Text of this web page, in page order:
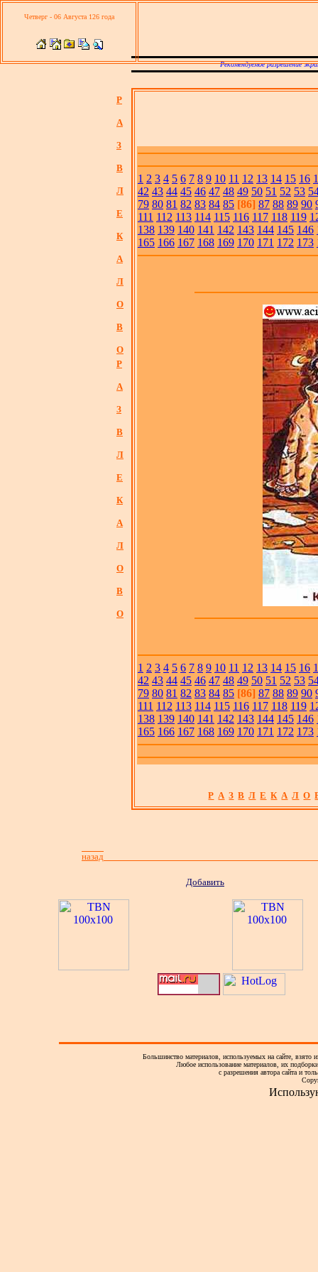
Четверг - 06 Августа 126 года
Р
А
З
В
Л
Е
К
А
Л
О
В
О
Р
А
З
В
Л
Е
К
А
Л
О
В
О
Рекомендуемое разрешение
1 2 3 4 5 6 7 8 9 10 11 12 13 14 15 16
42 43 44 45 46 47 48 49 50 51 52 53
79 80 81 82 83 84 85 [86] 87 88 89 90
111 112 113 114 115 116 117 118 119
138 139 140 141 142 143 144 145 146
165 166 167 168 169 170 171 172 173
1 2 3 4 5 6 7 8 9 10 11 12 13 14 15 16
42 43 44 45 46 47 48 49 50 51 52 53
79 80 81 82 83 84 85 [86] 87 88 89 90
111 112 113 114 115 116 117 118 119
138 139 140 141 142 143 144 145 146
165 166 167 168 169 170 171 172 173
Р А З В Л Е К А Л О
назад
Добавить
Большинство материалов, используемых на сайте, взято
Любое использование материалов, их
с разрешения автора сайта и